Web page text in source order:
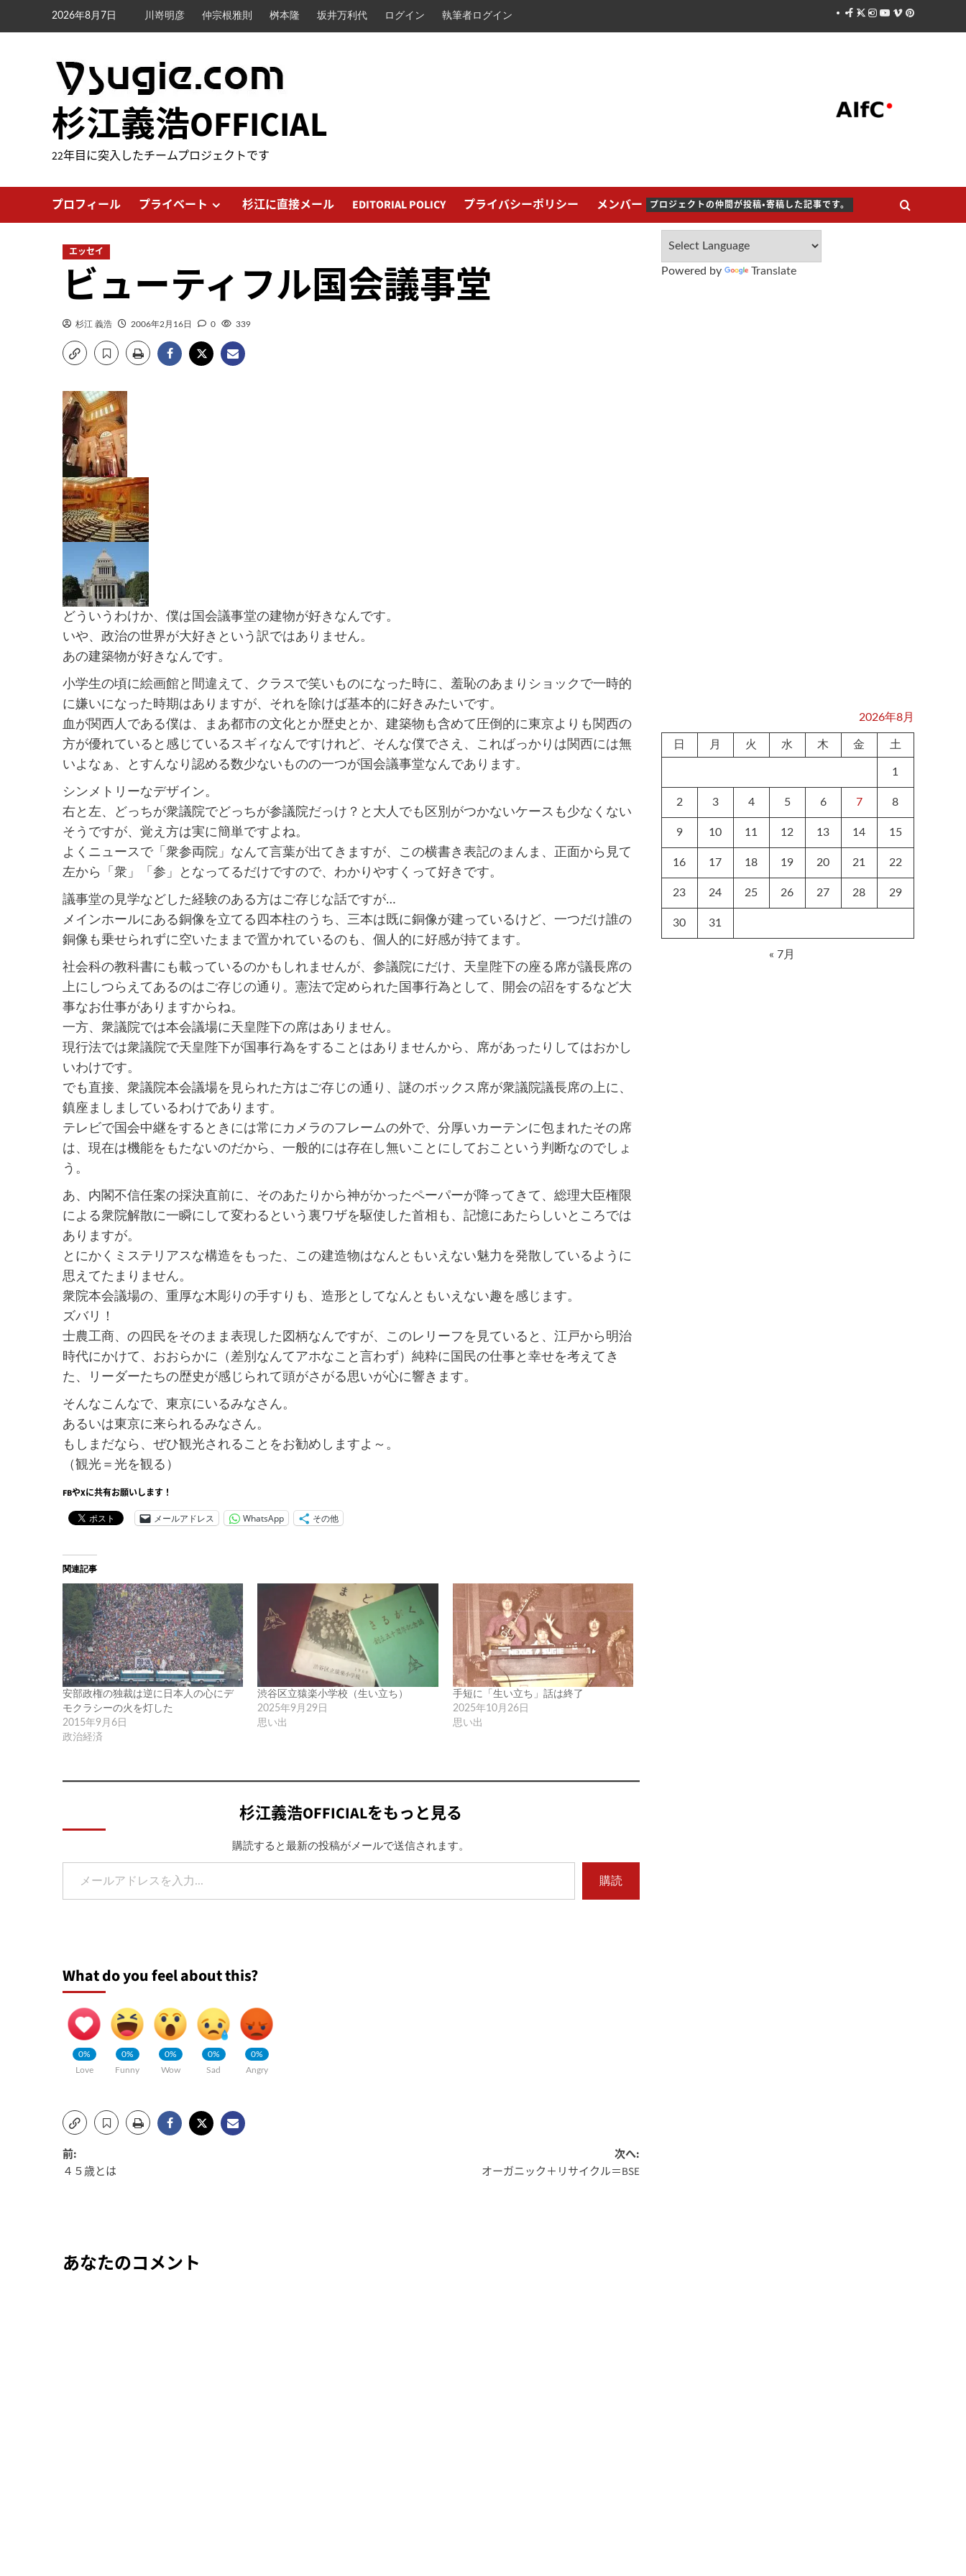
2026年8月7日 川嵜明彦 仲宗根雅則 桝本隆 坂井万利代 ログイン 執筆者ログイン Facebook
X Instagram
Youtube
VimeoPinterest
杉江義浩OFFICIAL
22年目に突入したチームプロジェクトです
プロフィール プライベート 杉江に直接メール EDITORIAL POLICY プライバシーポリシー メンバー プロジェクトの仲間が投稿・寄稿した記事です。
エッセイ
ビューティフル国会議事堂
杉江 義浩 2006年2月16日 0 339
どういうわけか、僕は国会議事堂の建物が好きなんです。
いや、政治の世界が大好きという訳ではありません。
あの建築物が好きなんです。
小学生の頃に絵画館と間違えて 、クラスで笑いものになった時に、羞恥のあまりショックで一時的
に嫌いになった時期はありますが、それを除けば基本的に好きみたいです。
血が関西人である僕は、まあ都市の文化とか歴史とか、建築物も含めて圧倒的に東京よりも関西の
方が優れていると感じているスギィなんですけれど、そんな僕でさえ、こればっかりは関西には無
いよなぁ、とすんなり認める数少ないものの一つが国会議事堂なんであります。
シンメトリーなデザイン。
右と左、どっちが衆議院でどっちが参議院だっけ？と大人でも区別がつかないケースも少なくない
そうですが、覚え方は実に簡単ですよね。
よくニュースで「衆参両院」なんて言葉が出てきますが、この横書き表記のまんま、正面から見て
左から「衆」「参」となってるだけですので、わかりやすくって好きです。
議事堂の見学などした経験のある方はご存じな話ですが…
メインホールにある銅像を立てる四本柱のうち、三本は既に銅像が建っているけど、一つだけ誰の
銅像も乗せられずに空いたままで置かれているのも、個人的に好感が持てます。
社会科の教科書にも載っているのかもしれませんが、参議院にだけ、天皇陛下の座る席が議長席の
上にしつらえてあるのはご存じの通り。憲法で定められた国事行為として、開会の詔をするなど大
事なお仕事がありますからね。
一方、衆議院では本会議場に天皇陛下の席はありません。
現行法では衆議院で天皇陛下が国事行為をすることはありませんから、席があったりしてはおかし
いわけです。
でも直接、衆議院本会議場を見られた方はご存じの通り、謎のボックス席が衆議院議長席の上に、
鎮座ましましているわけであります。
テレビで国会中継をするときには常にカメラのフレームの外で、分厚いカーテンに包まれたその席
は、現在は機能をもたないのだから、一般的には存在し無いことにしておこという判断なのでしょ
う。
あ、内閣不信任案の採決直前に、そのあたりから神がかったペーパーが降ってきて、総理大臣権限
による衆院解散に一瞬にして変わるという裏ワザを駆使した首相も、記憶にあたらしいところでは
ありますが。
とにかくミステリアスな構造をもった、この建造物はなんともいえない魅力を発散しているように
思えてたまりません。
衆院本会議場の、重厚な木彫りの手すりも、造形としてなんともいえない趣を感じます。
ズバリ！
士農工商、の四民をそのまま表現した図柄なんですが、このレリーフを見ていると、江戸から明治
時代にかけて、おおらかに（差別なんてアホなこと言わず）純粋に国民の仕事と幸せを考えてき
た、リーダーたちの歴史が感じられて頭がさがる思いが心に響きます。
そんなこんなで、東京にいるみなさん。
あるいは東京に来られるみなさん。
もしまだなら、ぜひ観光されることをお勧めしますよ～。
（観光＝光を観る）
FBやXに共有お願いします！
メールアドレス WhatsApp その他
関連記事
安部政権の独裁は逆に日本人の心にデ
モクラシーの火を灯した
2015年9月6日
政治経済
渋谷区立猿楽小学校（生い立ち）
2025年9月29日
思い出
手短に「生い立ち」話は終了
2025年10月26日
思い出
杉江義浩OFFICIALをもっと見る
購読すると最新の投稿がメールで送信されます。
メールアドレスを入力...
購読
What do you feel about this?
0%
Love
0%
Funny
0%
Wow
0%
Sad
0%
Angry
投
ゲ
前:
４５歳とは
次へ:
オーガニック＋リサイクル＝BSE
あなたのコメント
Powered by Translate
2026年8月
日 月 火 水 木 金 土
1
2 3 4 5 6 7 8
9 10 11 12 13 14 15
16 17 18 19 20 21 22
23 24 25 26 27 28 29
30 31
« 7月